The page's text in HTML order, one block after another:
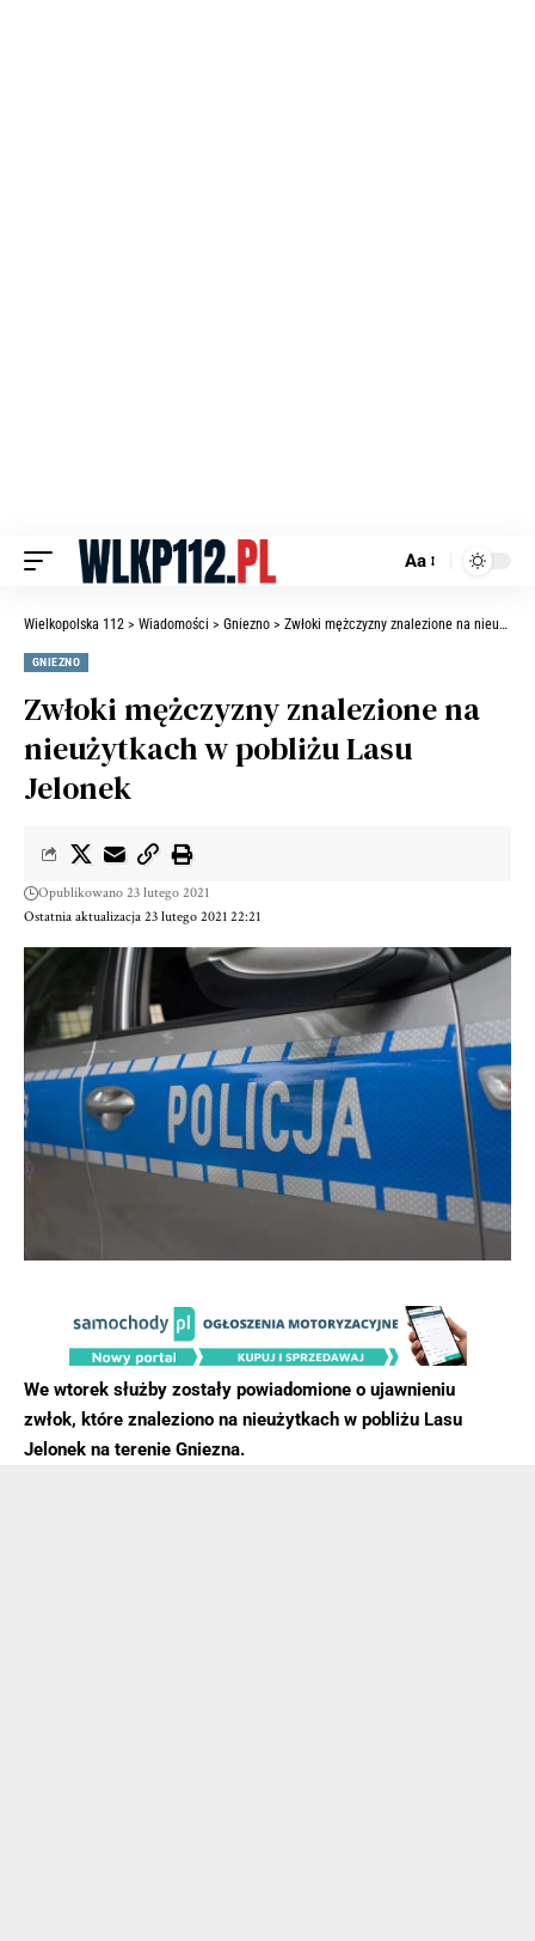
Aa
Wielkopolska 112 > Wiadomości > Gniezno > Zwłoki mężczyzny znalezione na nieużytkach w pobliżu Lasu Jelonek
GNIEZNO
Zwłoki mężczyzny znalezione na
nieużytkach w pobliżu Lasu
Jelonek
Ostatnia aktualizacja 23 lutego 2021 22:21
Opublikowano 23 lutego 2021
We wtorek służby zostały powiadomione o ujawnieniu
zwłok, które znaleziono na nieużytkach w pobliżu Lasu
Jelonek na terenie Gniezna.